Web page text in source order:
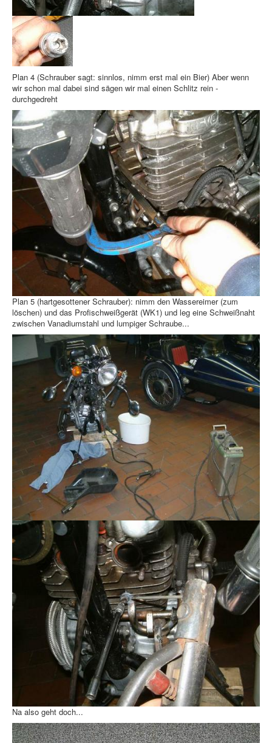
Plan 4 (Schrauber sagt: sinnlos, nimm erst mal ein Bier) Aber wenn
wir schon mal dabei sind sägen wir mal einen Schlitz rein -
durchgedreht
Plan 5 (hartgesottener Schrauber): nimm den Wassereimer (zum
löschen) und das Profischweißgerät (WK1) und leg eine Schweißnaht
zwischen Vanadiumstahl und lumpiger Schraube...
Na also geht doch...